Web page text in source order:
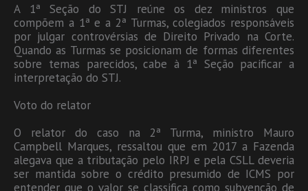
A 1ª Seção do STJ reúne os dez ministros que
compõem a 1ª e a 2ª Turmas, colegiados responsáveis
por julgar controvérsias de Direito Privado na Corte.
Quando as Turmas se posicionam de formas diferentes
sobre temas parecidos, cabe à 1ª Seção pacificar a
interpretação do STJ.
Voto do relator
O relator do caso na 2ª Turma, ministro Mauro
Campbell Marques, ressaltou que em 2017 a Fazenda
alegava que a tributação pelo IRPJ e pela CSLL deveria
ser mantida sobre o crédito presumido de ICMS por
entender que o valor se classifica como subvenção de